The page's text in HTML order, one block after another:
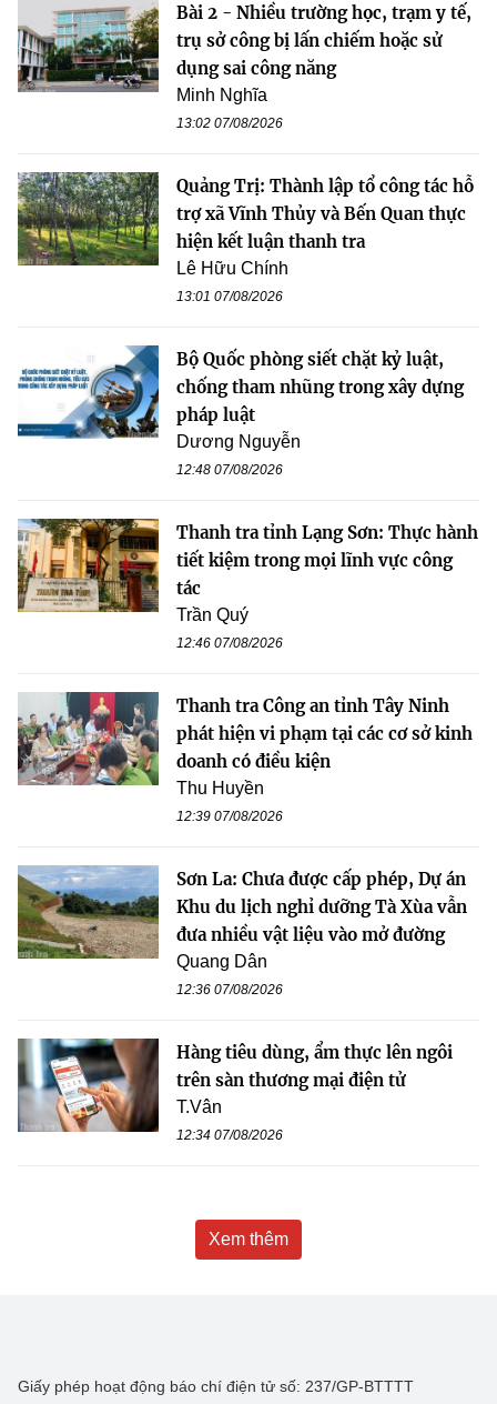
Bài 2 - Nhiều trường học, trạm y tế,
trụ sở công bị lấn chiếm hoặc sử
dụng sai công năng
Minh Nghĩa
13:02 07/08/2026
Quảng Trị: Thành lập tổ công tác hỗ
trợ xã Vĩnh Thủy và Bến Quan thực
hiện kết luận thanh tra
Lê Hữu Chính
13:01 07/08/2026
Bộ Quốc phòng siết chặt kỷ luật,
chống tham nhũng trong xây dựng
pháp luật
Dương Nguyễn
12:48 07/08/2026
Thanh tra tỉnh Lạng Sơn: Thực hành
tiết kiệm trong mọi lĩnh vực công
tác
Trần Quý
12:46 07/08/2026
Thanh tra Công an tỉnh Tây Ninh
phát hiện vi phạm tại các cơ sở kinh
doanh có điều kiện
Thu Huyền
12:39 07/08/2026
Sơn La: Chưa được cấp phép, Dự án
Khu du lịch nghỉ dưỡng Tà Xùa vẫn
đưa nhiều vật liệu vào mở đường
Quang Dân
12:36 07/08/2026
Hàng tiêu dùng, ẩm thực lên ngôi
trên sàn thương mại điện tử
T.Vân
12:34 07/08/2026
Xem thêm
Giấy phép hoạt động báo chí điện tử số: 237/GP-BTTTT